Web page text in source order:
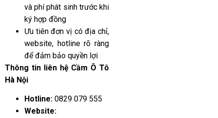
và phí phát sinh trước khi
ký hợp đồng
Ưu tiên đơn vị có địa chỉ,
website, hotline rõ ràng
để đảm bảo quyền lợi
Thông tin liên hệ Cầm Ô Tô
Hà Nội
Hotline: 0829 079 555
Website: